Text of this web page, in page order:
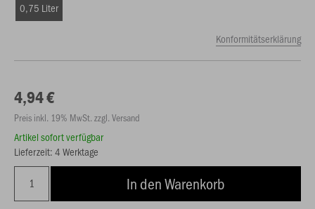
0,75 Liter
Konformitätserklärung
4,94 €
Preis inkl. 19% MwSt. zzgl. Versand
Artikel sofort verfügbar
Lieferzeit: 4 Werktage
In den Warenkorb